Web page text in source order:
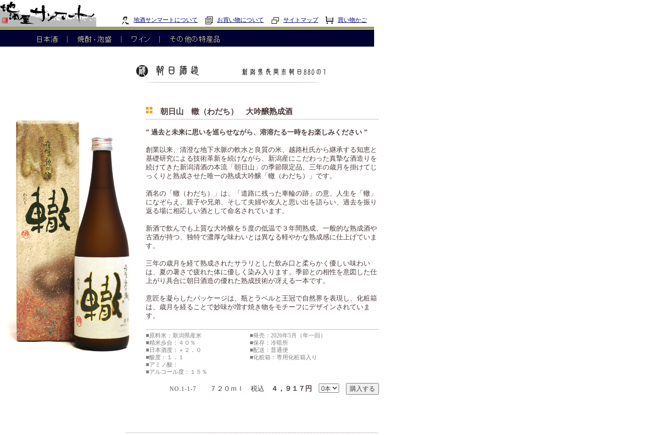
地酒サンマートについて お買い物について サイトマップ 買い物かご
朝日山 轍（わだち） 大吟醸熟成酒
” 過去と未来に思いを巡らせながら、溶溶たる一時をお楽しみください ”
創業以来、清澄な地下水脈の軟水と良質の米、越路杜氏から継承する知恵と
基礎研究による技術革新を続けながら、新潟産にこだわった真摯な酒造りを
続けてきた新潟清酒の本流「朝日山」の季節限定品、三年の歳月を掛けてじ
っくりと熟成させた唯一の熟成大吟醸「轍（わだち）」です。
酒名の「轍（わだち）」は、「道路に残った車輪の跡」の意、人生を「轍」
になぞらえ、親子や兄弟、そして夫婦や友人と思い出を語らい、過去を振り
返る場に相応しい酒として命名されています。
新酒で飲んでも上質な大吟醸を５度の低温で３年間熟成、一般的な熟成酒や
古酒が持つ、独特で濃厚な味わいとは異なる軽やかな熟成感に仕上げていま
す。
三年の歳月を経て熟成されたサラリとした飲み口と柔らかく優しい味わい
は、夏の暑さで疲れた体に優しく染み入ります。季節との相性を意図した仕
上がり具合に朝日酒造の優れた熟成技術が冴える一本です。
意匠を凝らしたパッケージは、瓶とラベルと王冠で自然界を表現し、化粧箱
は、歳月を経ることで妙味が増す焼き物をモチーフにデザインされていま
す。
■原料米：新潟県産米
■精米歩合：４０％
■日本酒度：＋２．０
■酸度：１．１
■アミノ酸：
■アルコール度：１５％
■発売：2026年5月（年一回）
■保存：冷暗所
■配送：普通便
■化粧箱：専用化粧箱入り
NO.1-1-7 ７２０ｍｌ 税込 ４，９１７円